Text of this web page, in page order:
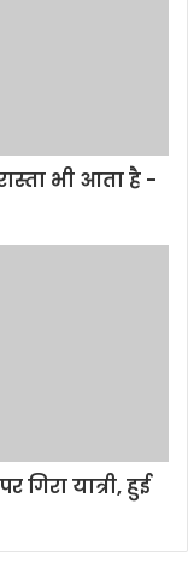
भी आता है -
यात्री, हुई